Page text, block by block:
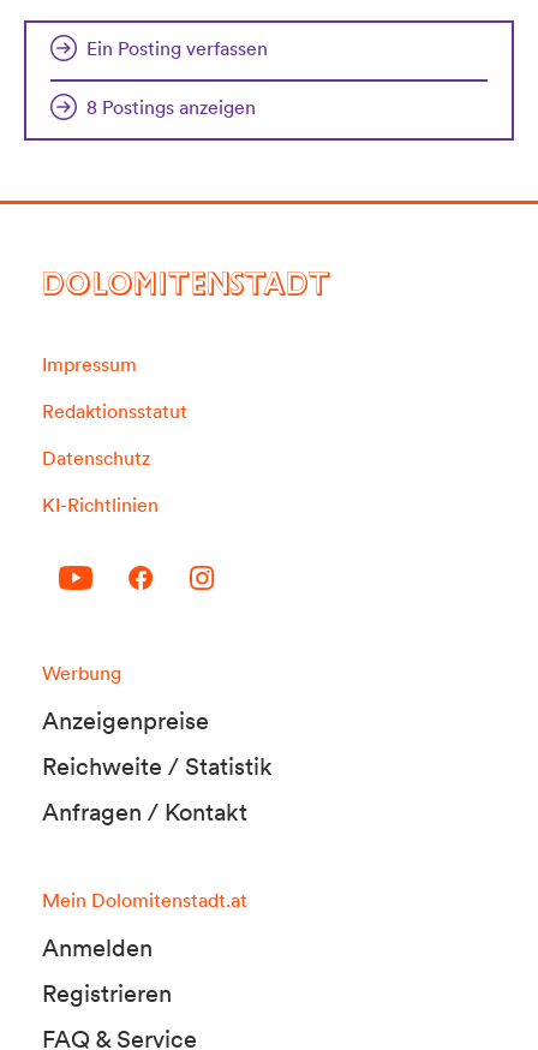
Ein Posting verfassen
8 Postings anzeigen
DOLOMITENSTADT
Impressum
Redaktionsstatut
Datenschutz
KI-Richtlinien
Werbung
Anzeigenpreise
Reichweite / Statistik
Anfragen / Kontakt
Mein Dolomitenstadt.at
Anmelden
Registrieren
FAQ & Service